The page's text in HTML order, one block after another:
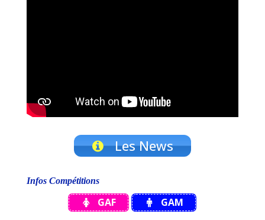
Les News
Infos Compétitions
GAF GAM